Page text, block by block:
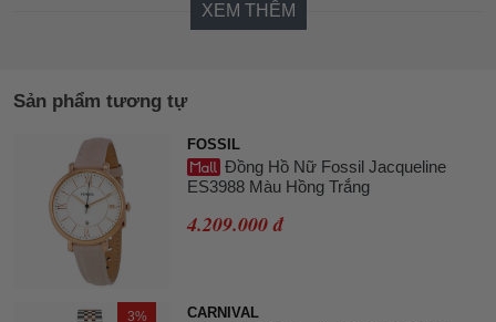
XEM THÊM
Sản phẩm tương tự
FOSSIL
Đồng Hồ Nữ Fossil Jacqueline
ES3988 Màu Hồng Trắng
4.209.000 đ
3% CARNIVAL